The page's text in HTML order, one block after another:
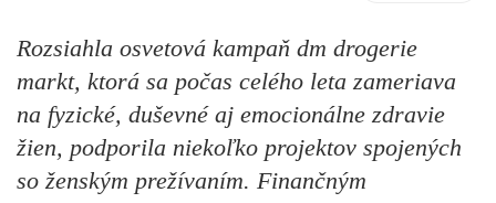
Rozsiahla osvetová kampaň dm drogerie
markt, ktorá sa počas celého leta zameriava
na fyzické, duševné aj emocionálne zdravie
žien, podporila niekoľko projektov spojených
so ženským prežívaním. Finančným